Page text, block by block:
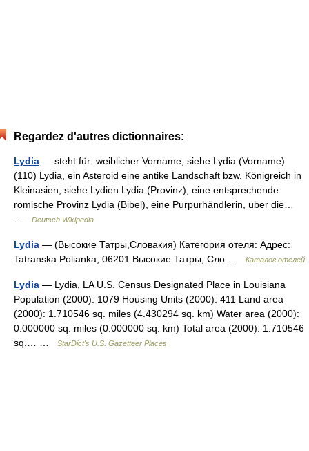
Regardez d'autres dictionnaires:
Lydia — steht für: weiblicher Vorname, siehe Lydia (Vorname)
(110) Lydia, ein Asteroid eine antike Landschaft bzw. Königreich in
Kleinasien, siehe Lydien Lydia (Provinz), eine entsprechende
römische Provinz Lydia (Bibel), eine Purpurhändlerin, über die…
Deutsch Wikipedia
Lydia — (Высокие Татры,Словакия) Категория отеля: Адрес:
Tatranska Polianka, 06201 Высокие Татры, Сло …
Каталог отелей
Lydia — Lydia, LA U.S. Census Designated Place in Louisiana
Population (2000): 1079 Housing Units (2000): 411 Land area
(2000): 1.710546 sq. miles (4.430294 sq. km) Water area (2000):
0.000000 sq. miles (0.000000 sq. km) Total area (2000): 1.710546
sq.… …
StarDict's U.S. Gazetteer Places